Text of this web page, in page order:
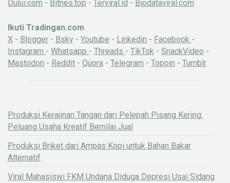
Dului.com - Bitnes.top - Terviral.id - Biodataviral.com
Ikuti Tradingan.com
X - Blogger - Bsky - Youtube - Linkedin - Facebook -
Instagram - Whatsapp - Threads - TikTok - SnackVideo -
Mastodon - Reddit - Quora - Telegram - Topoin - Tumblr
Produksi Kerajinan Tangan dari Pelepah Pisang Kering:
Peluang Usaha Kreatif Bernilai Jual
Produksi Briket dari Ampas Kopi untuk Bahan Bakar
Alternatif
Viral Mahasiswi FKM Undana Diduga Depresi Usai Sidang